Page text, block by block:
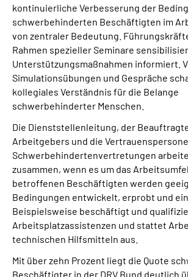
kontinuierliche Verbesserung der
schwerbehinderten Beschäftigten im
von zentraler Bedeutung.
Rahmen spezieller Seminare
Unterstützungsmaßnahmen informiert.
Simulationsübungen und Gespräche
kollegiales Verständnis für die Belange
schwerbehinderter Menschen.
Die Dienststellenleitung, der
Arbeitgebers und die
Schwerbehindertenvertretungen
zusammen, wenn es um das
betroffenen Beschäftigten werden
Bedingungen entwickelt, erprobt und
Beispielsweise beschäftigt und
Arbeitsplatzassistenzen und stattet
technischen Hilfsmitteln aus.
Mit über zehn Prozent liegt die Quote
Beschäftigter in der DRV Bund deutlich